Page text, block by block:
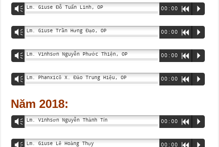
Vm Lm. Giuse Đỗ Tuấn Linh, OP 00:00 R P
Vm Lm. Giuse Trần Hưng Đạo, OP 00:00 R P
Vm Lm. Vinhsơn Nguyễn Phước Thiện, OP 00:00 R P
Vm Lm. Phanxicô X. Đào Trung Hiệu, OP 00:00 R P
Năm 2018:
Vm Lm. Vinhsơn Nguyễn Thành Tín 00:00 R P
Vm Lm. Giuse Lê Hoàng Thụy 00:00 R P